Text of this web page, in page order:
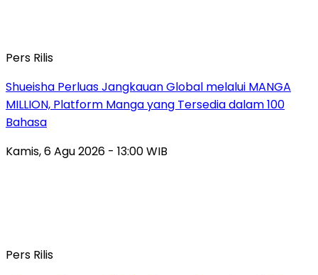
Pers Rilis
Shueisha Perluas Jangkauan Global melalui MANGA
MILLION, Platform Manga yang Tersedia dalam 100
Bahasa
Kamis, 6 Agu 2026 - 13:00 WIB
Pers Rilis